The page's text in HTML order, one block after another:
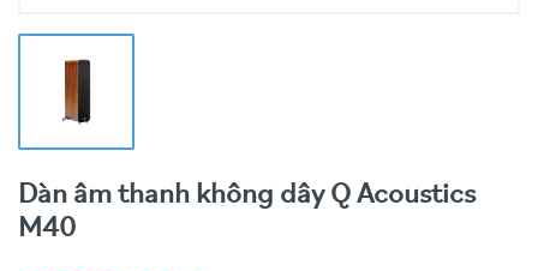
Dàn âm thanh không dây Q Acoustics
M40